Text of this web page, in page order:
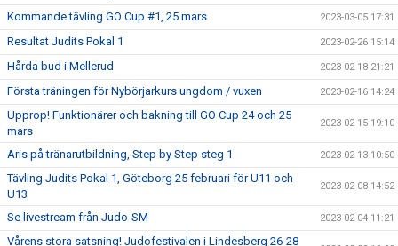
Kommande tävling GO Cup #1, 25 mars 2023-03-05 17:31
Resultat Judits Pokal 1 2023-02-26 15:14
Hårda bud i Mellerud 2023-02-18 21:21
Första träningen för Nybörjarkurs ungdom / vuxen 2023-02-16 14:24
Upprop! Funktionärer och bakning till GO Cup 24 och 25
mars
2023-02-15 19:10
Aris på tränarutbildning, Step by Step steg 1 2023-02-13 10:50
Tävling Judits Pokal 1, Göteborg 25 februari för U11 och
U13
2023-02-08 14:52
Se livestream från Judo-SM 2023-02-04 11:21
Vårens stora satsning! Judofestivalen i Lindesberg 26-28